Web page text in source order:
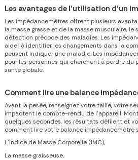
Les avantages de l’utilisation d’un
Les impédancemètres offrent plusieurs
la masse grasse et de la masse musculaire,
détection précoce des maladies. Les
aider à identifier les changements dans la
peuvent indiquer une maladie. Les
pour les personnes qui cherchent à perdre du
santé globale.
Comment lire une balance
Avant la pesée, renseignez votre taille, votre
impactent le compte-rendu de l’appareil.
quelques secondes, les résultats défilent et
comment lire votre balance impédancemètre
L’Indice de Masse Corporelle (IMC),
La masse graisseuse,